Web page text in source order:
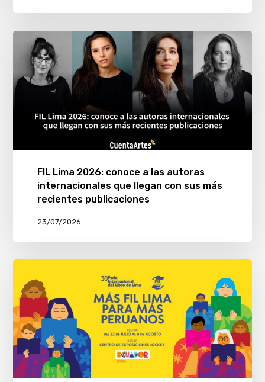
FIL Lima 2026: conoce a las autoras
internacionales que llegan con sus más
recientes publicaciones
23/07/2026